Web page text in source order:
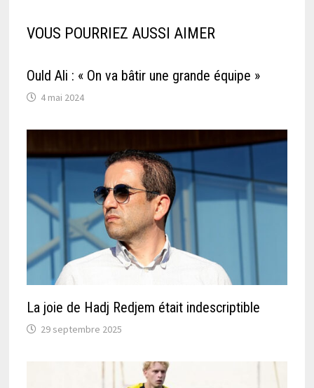
VOUS POURRIEZ AUSSI AIMER
Ould Ali : « On va bâtir une grande équipe »
4 mai 2024
La joie de Hadj Redjem était indescriptible
29 septembre 2025